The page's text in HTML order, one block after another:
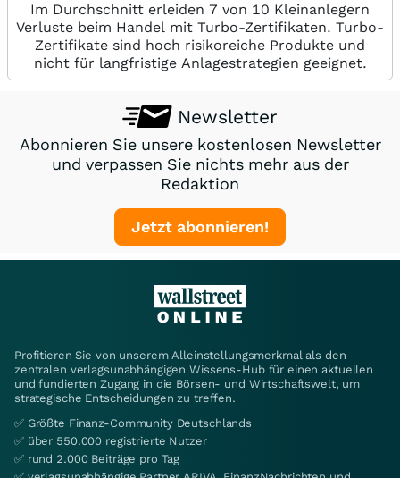
Im Durchschnitt erleiden 7 von 10 Kleinanlegern
Verluste beim Handel mit Turbo-Zertifikaten. Turbo-
Zertifikate sind hoch risikoreiche Produkte und
nicht für langfristige Anlagestrategien geeignet.
Newsletter
Abonnieren Sie unsere kostenlosen Newsletter
und verpassen Sie nichts mehr aus der
Redaktion
Jetzt abonnieren!
Profitieren Sie von unserem Alleinstellungsmerkmal als den
zentralen verlagsunabhängigen Wissens-Hub für einen aktuellen
und fundierten Zugang in die Börsen- und Wirtschaftswelt, um
strategische Entscheidungen zu treffen.
✅ Größte Finanz-Community Deutschlands
✅ über 550.000 registrierte Nutzer
✅ rund 2.000 Beiträge pro Tag